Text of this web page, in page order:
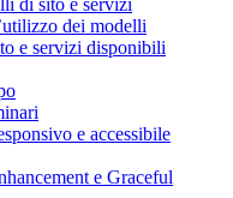
di sito e servizi
dei modelli
e servizi disponibili
e accessibile
e Graceful